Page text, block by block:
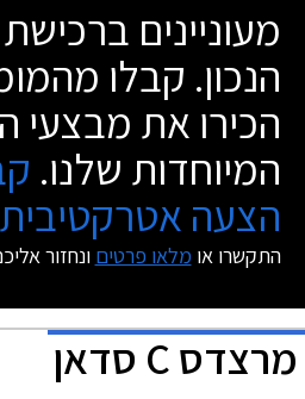
מעוניינים
הנכון. קבלו
הכירו את מבצעי
המיוחדות שלנו.
הצעה
התקשרו או מלאו פרטים ונחזור
מרצדס C סדאן